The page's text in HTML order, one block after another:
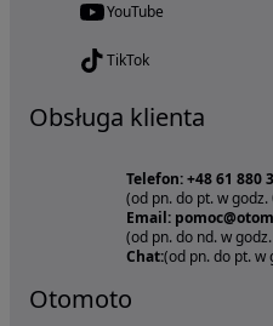
YouTube
TikTok
Obsługa klienta
Telefon: +48 61 880
(od pn. do pt. w godz.
Email:
(od pn. do nd. w
Chat:(od pn. do pt. w
Otomoto